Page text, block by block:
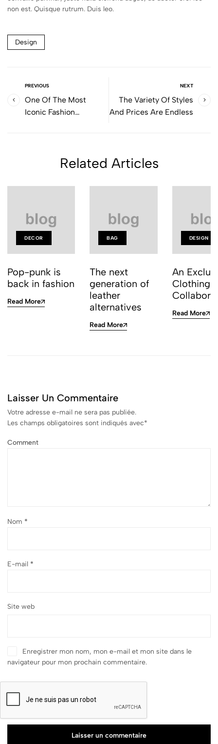
non est. Quisque rutrum. Duis leo.
Design
PREVIOUS
One Of The Most
Iconic Fashion
NEXT
The Variety Of Styles
And Prices Are Endless
Related Articles
DECOR
Pop-punk is
back in fashion
Read More
BAG
The next
generation of
leather
alternatives
Read More
DESIGN
An
Clothing
Read More
Laisser Un Commentaire
Votre adresse e-mail ne sera pas publiée.
Les champs obligatoires sont indiqués avec*
Comment
Nom *
E-mail *
Site web
Enregistrer mon nom, mon e-mail et mon site dans le
navigateur pour mon prochain commentaire.
Laisser un commentaire